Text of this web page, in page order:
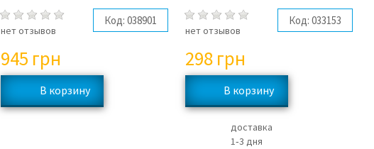
нет отзывов
Код: 038901
945 грн
нет отзывов
Код: 033153
298 грн
доставка
1‑3 дня